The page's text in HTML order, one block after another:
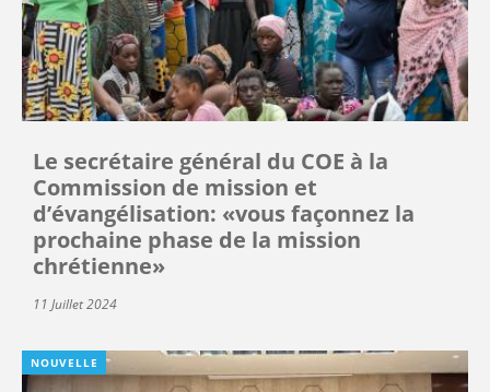
Le secrétaire général du COE à la
Commission de mission et
d’évangélisation: «vous façonnez la
prochaine phase de la mission
chrétienne»
11 Juillet 2024
NOUVELLE